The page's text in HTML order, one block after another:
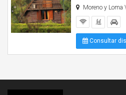
Moreno y Loma
Consultar